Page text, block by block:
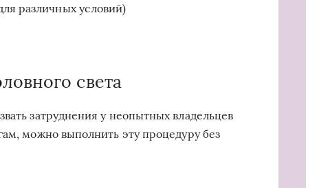
различных условий)
света
затруднения у неопытных владельцев
можно выполнить эту процедуру без